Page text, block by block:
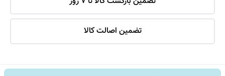
تضمین اصالت کالا